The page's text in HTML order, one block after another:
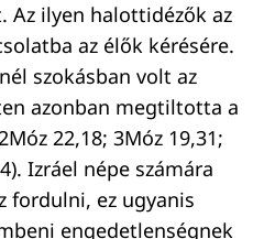
Az ilyen halottidézők az
az élők kérésére.
szokásban volt az
azonban megtiltotta a
22,18; 3Móz 19,31;
Izráel népe számára
ez ugyanis
engedetlenségnek